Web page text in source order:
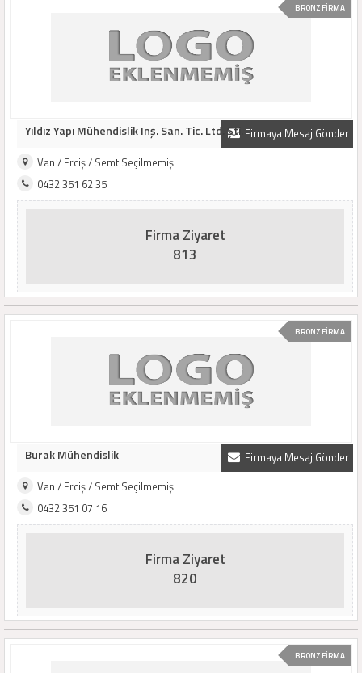
BRONZ FİRMA
Firmaya Mesaj Gönder
Yıldız Yapı Mühendislik Inş. San. Tic. Ltd. Şti.
Van / Erciş / Semt Seçilmemiş
0432 351 62 35
Firma Ziyaret
813
BRONZ FİRMA
Firmaya Mesaj Gönder
Burak Mühendislik
Van / Erciş / Semt Seçilmemiş
0432 351 07 16
Firma Ziyaret
820
BRONZ FİRMA